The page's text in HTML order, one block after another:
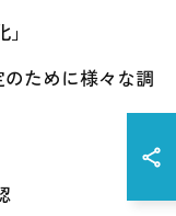
ために様々な調